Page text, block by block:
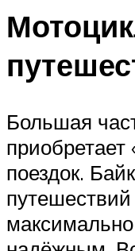
Большая
поездок.